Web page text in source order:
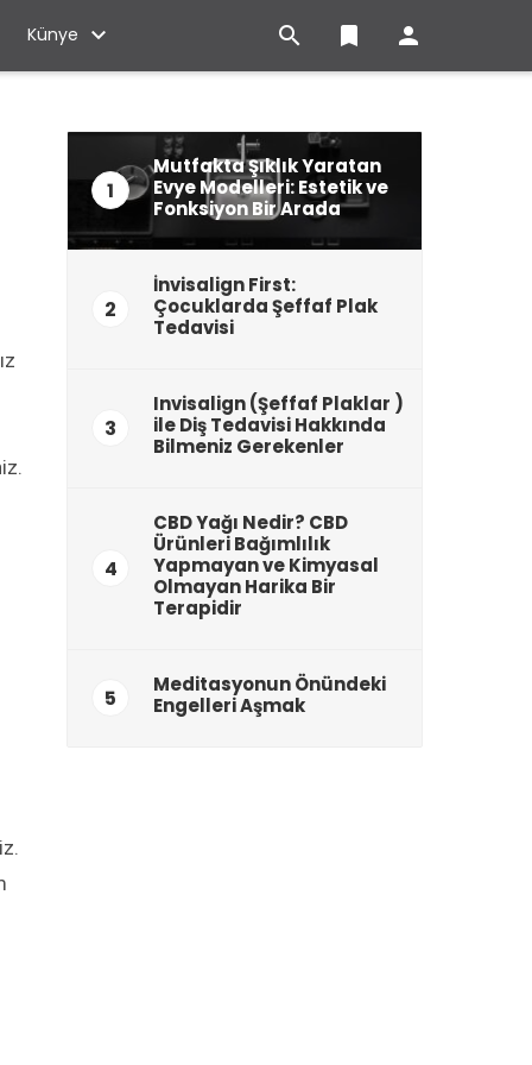
Künye  bookmark 
1
Mutfakta Şıklık Yaratan
Evye Modelleri: Estetik ve
Fonksiyon Bir Arada
2
İnvisalign First:
Çocuklarda Şeffaf Plak
Tedavisi
3
Invisalign (Şeffaf Plaklar )
ile Diş Tedavisi Hakkında
Bilmeniz Gerekenler
4
CBD Yağı Nedir? CBD
Ürünleri Bağımlılık
Yapmayan ve Kimyasal
Olmayan Harika Bir
Terapidir
5
Meditasyonun Önündeki
Engelleri Aşmak